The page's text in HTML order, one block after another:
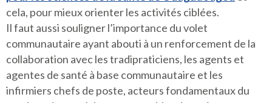
cela, pour mieux orienter les activités ciblées.
Il faut aussi souligner l’importance du volet
communautaire ayant abouti à un renforcement de la
collaboration avec les tradipraticiens, les agents et
agentes de santé à base communautaire et les
infirmiers chefs de poste, acteurs fondamentaux du